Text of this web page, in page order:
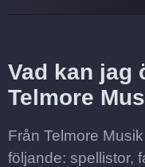
Vad kan jag
Telmore
Från Telmore
följande: spellistor,